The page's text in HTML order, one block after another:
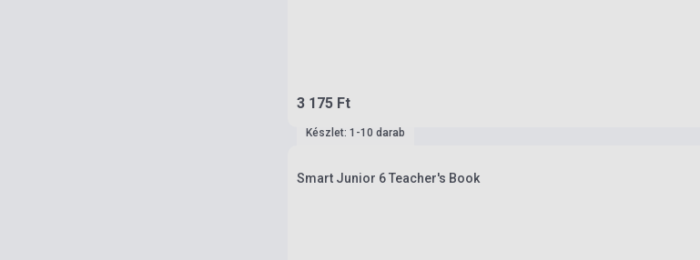
3 175 Ft
Készlet: 1-10 darab
Smart Junior 6 Teacher's Book